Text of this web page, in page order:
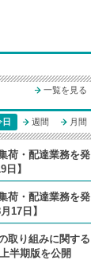
一覧を見る
日 週間 月間
荷・配達業務を発
】
荷・配達業務を発
17日】
取り組みに関する
半期版を公開